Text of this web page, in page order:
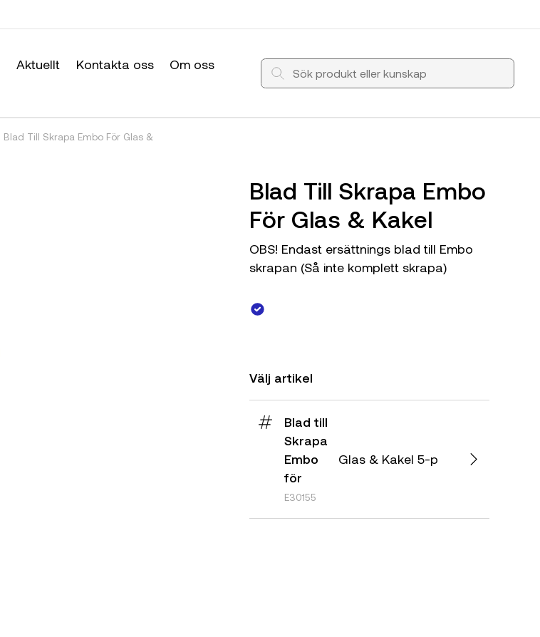
Aktuellt Kontakta oss
Om oss
Blad Till Skrapa Embo För Glas &
Blad Till Skrapa Embo
För Glas & Kakel
OBS! Endast ersättnings blad till Embo
skrapan (Så inte komplett skrapa)
Välj artikel
Blad till
Skrapa
Embo
för
E30155
Glas & Kakel 5-p